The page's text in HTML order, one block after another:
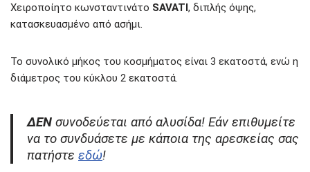
Χειροποίητο κωνσταντινάτο SAVATI, διπλής όψης,
κατασκευασμένο από ασήμι.
Το συνολικό μήκος του κοσμήματος είναι 3 εκατοστά, ενώ η
διάμετρος του κύκλου 2 εκατοστά.
ΔΕΝ συνοδεύεται από αλυσίδα! Εάν επιθυμείτε
να το συνδυάσετε με κάποια της αρεσκείας σας
πατήστε εδώ!